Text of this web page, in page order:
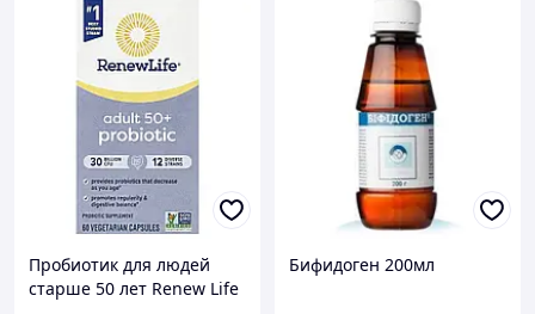
Пробиотик для людей
старше 50 лет Renew Life
Бифидоген 200мл